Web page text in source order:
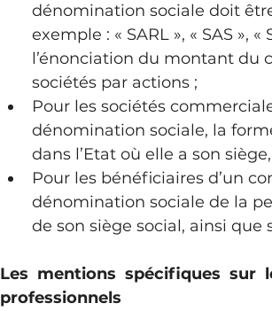
dénomination sociale doit
exemple : « SARL », « SAS »,
l’énonciation du montant du
sociétés par actions ;
Pour les sociétés
dénomination sociale, la
dans l’Etat où elle a son
Pour les bénéficiaires d’un
dénomination sociale de la
de son siège social, ainsi
Les mentions spécifiques sur
professionnels